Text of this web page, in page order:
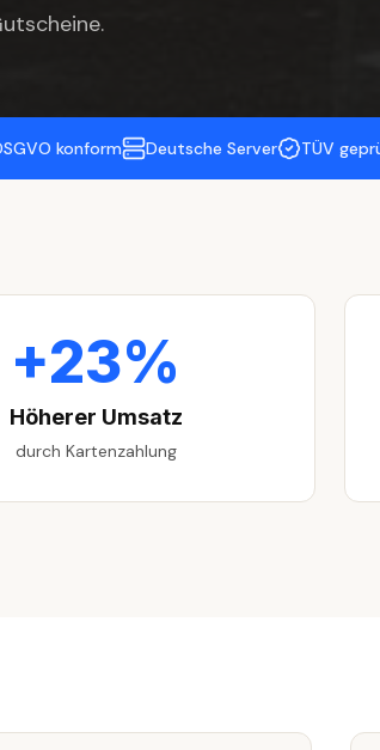
konform Deutsche Server TÜV
+23%
Höherer Umsatz
durch Kartenzahlung